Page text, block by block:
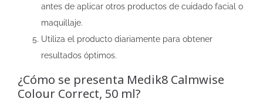
antes de aplicar otros productos de cuidado facial o
maquillaje.
Utiliza el producto diariamente para obtener
resultados óptimos.
¿Cómo se presenta Medik8 Calmwise
Colour Correct, 50 ml?